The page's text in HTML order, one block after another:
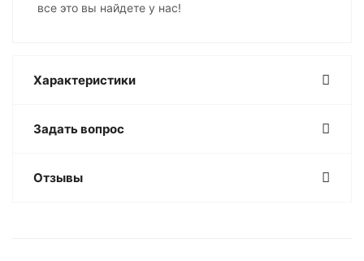
все это вы найдете у нас!
Характеристики
Задать вопрос
Отзывы